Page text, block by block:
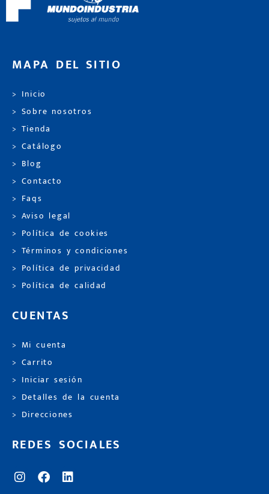
MAPA DEL SITIO
> Inicio
> Sobre nosotros
> Tienda
> Catálogo
> Blog
> Contacto
> Faqs
> Aviso legal
> Política de cookies
> Términos y condiciones
> Política de privacidad
> Política de calidad
CUENTAS
> Mi cuenta
> Carrito
> Iniciar sesión
> Detalles de la cuenta
> Direcciones
REDES SOCIALES